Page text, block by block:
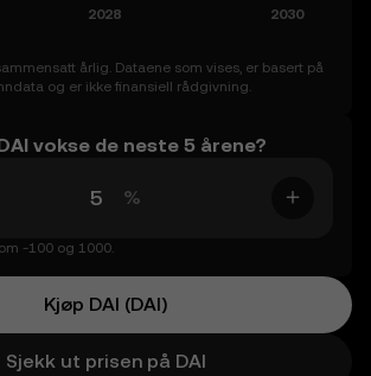
årlig. Dataene som vises, er basert på
og er ikke finansiell rådgivning.
vokse de neste 5 årene?
%
-100 og 1000.
Kjøp DAI (DAI)
Sjekk ut prisen på DAI